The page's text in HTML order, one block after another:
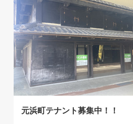
元浜町テナント募集中！！